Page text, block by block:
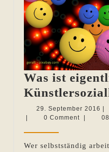
Was ist
29. September 2016 29.
Martina
Pohlen
0 Comment
Wer selbstständig